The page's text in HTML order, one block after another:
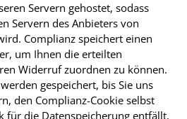
Servern gehostet, sodass
Servern des Anbieters von
Complianz speichert einen
um Ihnen die erteilten
Widerruf zuordnen zu können.
gespeichert, bis Sie uns
den Complianz-Cookie selbst
für die Datenspeicherung entfällt.